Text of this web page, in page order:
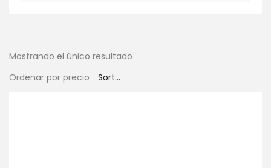
Mostrando el único resultado
Ordenar por precio